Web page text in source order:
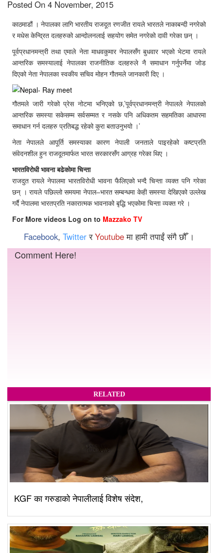
Posted On 4 November, 2015
काठमाडौं । नेपालका लागि भारतीय राजदूत रणजीत रायले भारतले नाकाबन्दी नगरेको
र मधेस केन्द्रित दलहरुको आन्दोलनलाई सहयोग समेत नगरेको दावी गरेका छन् ।
पूर्वप्रधानमन्त्री तथा एमाले नेता माधवकुमार नेपालसँग बुधवार भएको भेटमा रायले
आन्तरिक समस्यालाई नेपालका राजनीतिक दलहरुले नै समाधान गर्नुपर्नेमा जोड
दिएको नेता नेपालका स्वकीय सचिव मोहन गौतमले जानकारी दिए ।
गौतमले जारी गरेको प्रेस नोटमा भनिएको छ,’पूर्वप्रधानमन्त्री नेपालले नेपालको
आन्तरिक समस्या सकेसम्म सर्वसम्मत र नसके पनि अधिकतम सहमतिका आधारमा
समाधान गर्न दलहरु प्रतिबद्ध रहेको कुरा बताउनुभयो ।’
नेता नेपालले आपूर्ति समस्याका कारण नेपाली जनताले पाइरहेको कष्टप्रति
संवेदनशील हुन राजदूतमार्फत भारत सरकारसँग आग्रह गरेका थिए ।
भारतविरोधी भावना बढेकोमा चिन्ता
राजदुत रायले नेपालमा भारतविरोधी भावना फैलिएको भन्दै चिन्ता व्यक्त पनि गरेका
छन् । रायले पछिल्लो समयमा नेपाल–भारत सम्बन्धमा केही समस्या देखिएको उल्लेख
गर्दै नेपालमा भारतप्रति नकारात्मक भावनाको बृद्धि भएकोमा चिन्ता व्यक्त गरे ।
For More videos Log on to Mazzako TV
Facebook, TwitterरYoutubeमा हामी तपाईं संगै छौँ ।
Comment Here!
RELATED
KGF का गरुडाको नेपालीलाई विशेष संदेश,